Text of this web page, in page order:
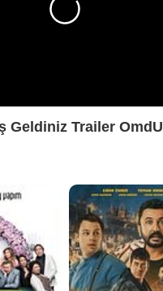
Geldiniz Trailer OmdU